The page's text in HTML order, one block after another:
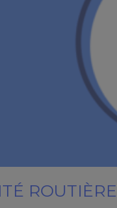
ROUTIÈRE